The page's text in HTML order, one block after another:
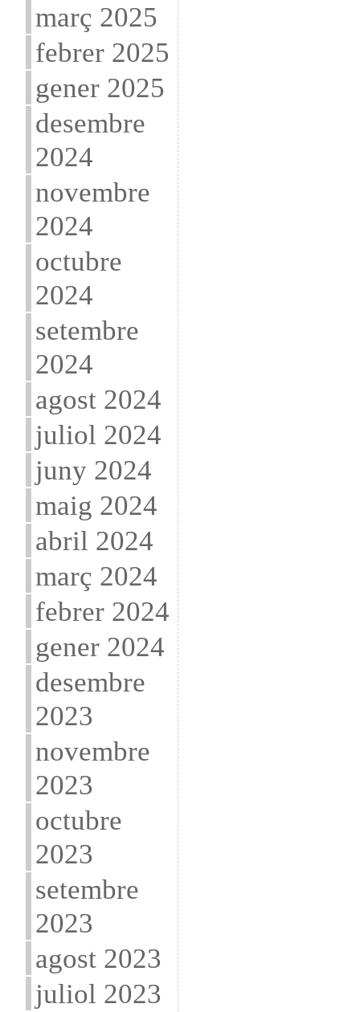
març 2025
febrer 2025
gener 2025
desembre
2024
novembre
2024
octubre
2024
setembre
2024
agost 2024
juliol 2024
juny 2024
maig 2024
abril 2024
març 2024
febrer 2024
gener 2024
desembre
2023
novembre
2023
octubre
2023
setembre
2023
agost 2023
juliol 2023